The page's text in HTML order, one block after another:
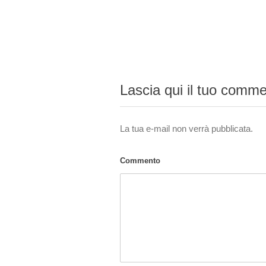
Lascia qui il tuo
La tua e-mail non verrà pubblicata.
Commento